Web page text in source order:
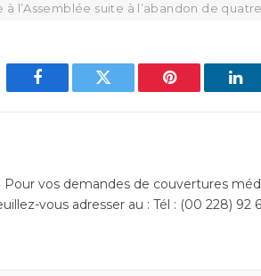
l’Assemblée suite à l’abandon de
Facebook Twitter Pinterest
vos demandes de couvertures
vous adresser au : Tél : (00 228) 92